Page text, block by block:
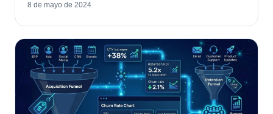
8 de mayo de 2024